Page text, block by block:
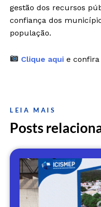
gestão dos recursos
confiança dos
população.
Clique aqui e confira
LEIA MAIS
Posts